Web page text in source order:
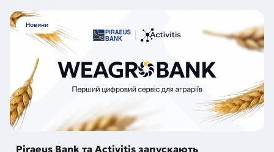
Новини
Piraeus Bank та Activitis запускають